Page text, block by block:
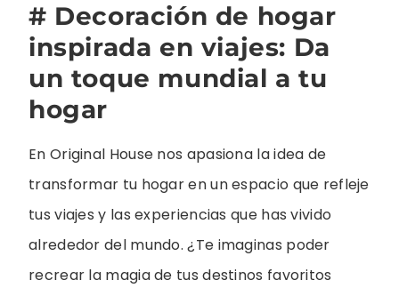
# Decoración de hogar
inspirada en viajes: Da
un toque mundial a tu
hogar
En Original House nos apasiona la idea de
transformar tu hogar en un espacio que refleje
tus viajes y las experiencias que has vivido
alrededor del mundo. ¿Te imaginas poder
recrear la magia de tus destinos favoritos